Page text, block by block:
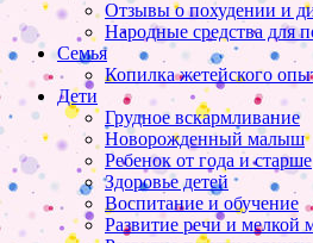
Отзывы о похудении и
Народные средства для
Семья
Копилка жетейского
Дети
Грудное вскармливание
Новорожденный малыш
Ребенок от года и старше
Здоровье детей
Воспитание и обучение
Развитие речи и мелкой